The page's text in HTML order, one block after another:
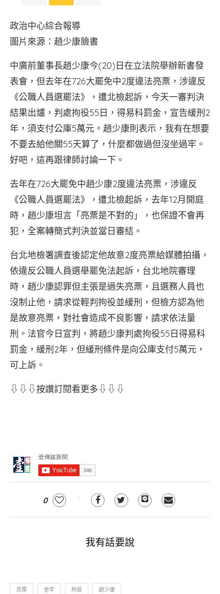
政治中心綜合報導
圖片來源：趙少康臉書
中廣前董事長趙少康今(20)日在立法院舉辦新書發
表會，但去年在726大罷免中2度違法亮票，涉違反
《公職人員選罷法》，遭北檢起訴，今天一審判決
結果出爐，判處拘役55日，得易科罰金，宣告緩刑2
年，須支付公庫5萬元。趙少康則表示，我有在想要
不要去給他關55天算了，什麼都做過但沒坐過牢。
好吧，這再跟律師討論一下。
去年在726大罷免中趙少康2度違法亮票，涉違反
《公職人員選罷法》，遭北檢起訴，去年12月開庭
時，趙少康坦言「亮票是不對的」，也保證不會再
犯，全案轉簡式判決並當日審結。
台北地檢署調查後認定他故意2度亮票給媒體拍攝，
依違反公職人員選舉罷免法起訴，台北地院審理
時，趙少康認罪但主張是過失亮票，且選務人員也
沒制止他，請求從輕判拘役並緩刑，但檢方認為他
是故意亮票，對社會造成不良影響，請求依法量
刑。法官今日宣判，將趙少康判處拘役55日得易科
罰金，緩刑2年，但緩刑條件是向公庫支付5萬元，
可上訴。
⇩⇩⇩按讚訂閱看更多⇩⇩⇩
0
我有話要說
亮票 坐牢 拘役 趙少康